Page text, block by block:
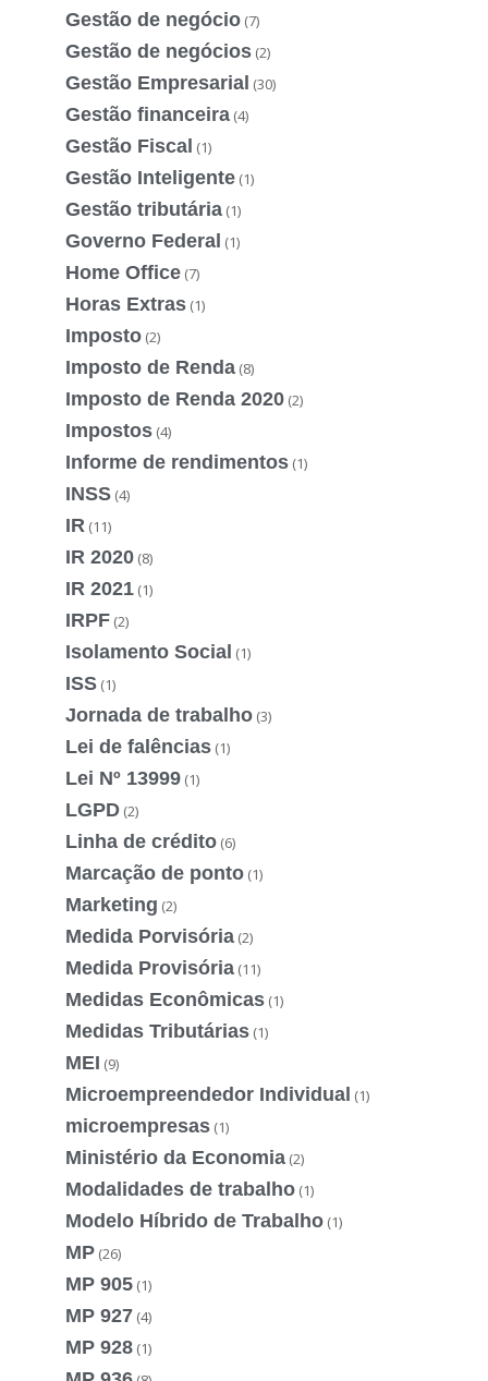
Gestão de negócio (7)
Gestão de negócios (2)
Gestão Empresarial (30)
Gestão financeira (4)
Gestão Fiscal (1)
Gestão Inteligente (1)
Gestão tributária (1)
Governo Federal (1)
Home Office (7)
Horas Extras (1)
Imposto (2)
Imposto de Renda (8)
Imposto de Renda 2020 (2)
Impostos (4)
Informe de rendimentos (1)
INSS (4)
IR (11)
IR 2020 (8)
IR 2021 (1)
IRPF (2)
Isolamento Social (1)
ISS (1)
Jornada de trabalho (3)
Lei de falências (1)
Lei Nº 13999 (1)
LGPD (2)
Linha de crédito (6)
Marcação de ponto (1)
Marketing (2)
Medida Porvisória (2)
Medida Provisória (11)
Medidas Econômicas (1)
Medidas Tributárias (1)
MEI (9)
Microempreendedor Individual (1)
microempresas (1)
Ministério da Economia (2)
Modalidades de trabalho (1)
Modelo Híbrido de Trabalho (1)
MP (26)
MP 905 (1)
MP 927 (4)
MP 928 (1)